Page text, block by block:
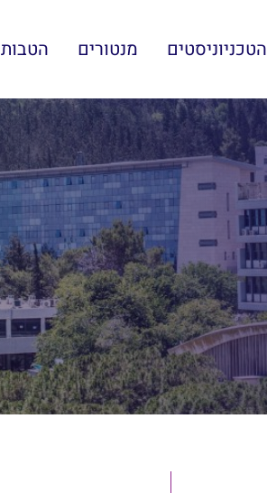
הטכניוניסטים מנטורים הטבות